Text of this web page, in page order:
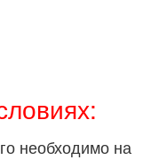
необходимо на